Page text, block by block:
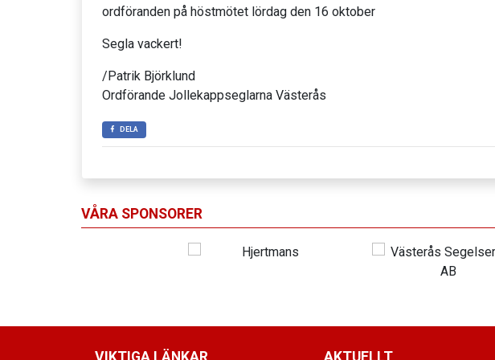
ordföranden på höstmötet lördag den 16 oktober
Segla vackert!
/Patrik Björklund
Ordförande Jollekappseglarna Västerås
DELA
VÅRA SPONSORER